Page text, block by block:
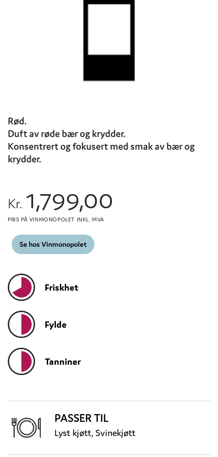
Rød.
Duft av røde bær og krydder.
Konsentrert og fokusert med smak av bær og
krydder.
Kr. 1,799,00
PRIS PÅ VINMONOPOLET INKL. MVA
Se hos Vinmonopolet
Friskhet
Fylde
Tanniner
PASSER TIL
Lyst kjøtt, Svinekjøtt